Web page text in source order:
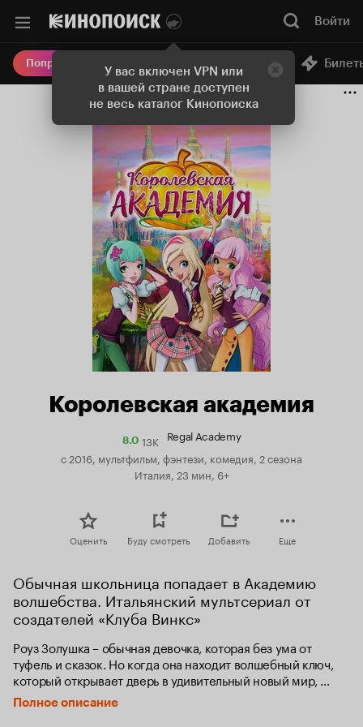
У вас включен VPN или
в вашей стране доступен
не весь каталог Кинопоиска
Войти
Попробовать Плюс Онлайн-кинотеатр
Королевская академия
8.0Рейтинг
Кинопоиска
8.0
13K Regal Academy
с 2016, мультфильм, фэнтези, комедия, 2 сезона
Италия, 23 мин, 6+
Оценить Буду смотреть Добавить Еще
Обычная школьница попадает в Академию
волшебства. Итальянский мультсериал от
создателей «Клуба Винкс»
Роуз Золушка – обычная девочка, которая без ума от
туфель и сказок. Но когда она находит волшебный ключ,
который открывает дверь в удивительный новый мир,
выясняется, что сказки бывают не только в книжках!
Полное описание